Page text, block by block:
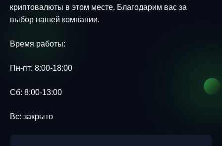
криптовалюты в этом месте. Благодарим вас за
выбор нашей компании.
Время работы:
Пн-пт: 8:00-18:00
Сб: 8:00-13:00
Вс: закрыто